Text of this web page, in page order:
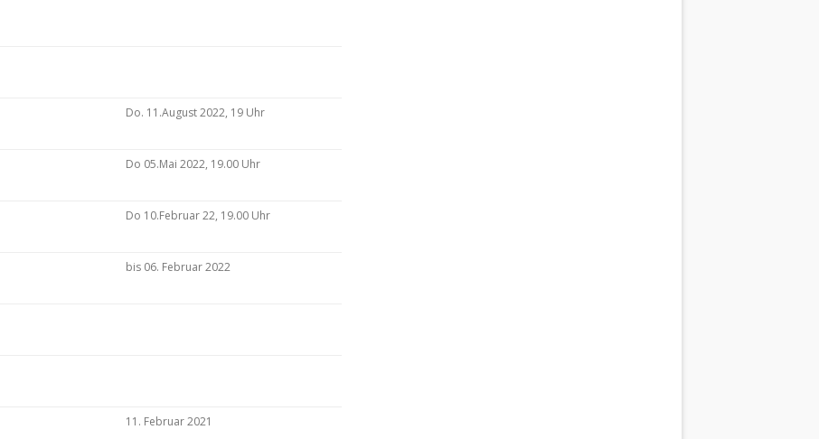
Do. 11.August 2022, 19 Uhr
Do 05.Mai 2022, 19.00 Uhr
Do 10.Februar 22, 19.00 Uhr
bis 06. Februar 2022
11. Februar 2021